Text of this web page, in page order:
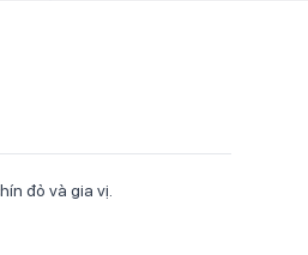
đỏ và gia vị.